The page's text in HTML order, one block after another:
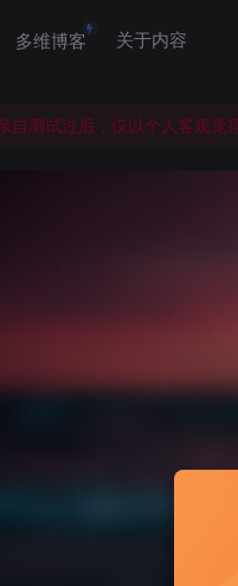
多维博客 关于内容
测试过后，仅以个人客观觉
自测试过后，仅以个人客观